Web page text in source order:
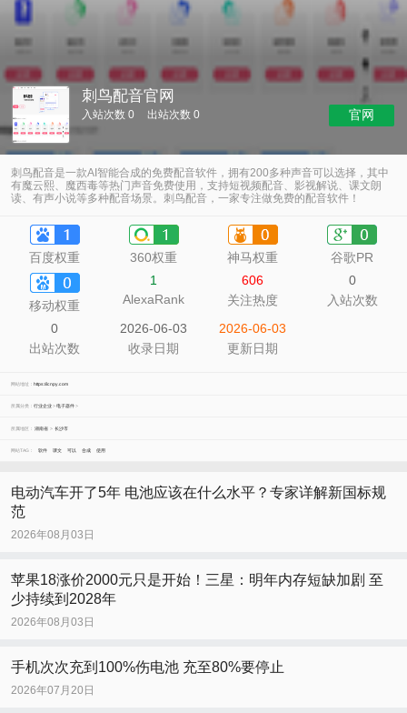
刺鸟配音官网
入站次数 0 出站次数 0 官网
刺鸟配音是一款AI智能合成的免费配音软件，拥有200多种声音可以选择，其中
有魔云熙、魔西毒等热门声音免费使用，支持短视频配音、影视解说、课文朗
读、有声小说等多种配音场景。刺鸟配音，一家专注做免费的配音软件！
百度权重 360权重 神马权重 谷歌PR
移动权重
1
AlexaRank
606
关注热度
0
入站次数
0
出站次数
2026-06-03
收录日期
2026-06-03
更新日期
网站地址： https://icnpy.com
所属分类： 行业企业>电子器件>
所属地区： 湖南省> 长沙市
网站TAG： 软件 课文 可以 合成 使用
电动汽车开了5年 电池应该在什么水平？专家详解新国标规
范
2026年08月03日
苹果18涨价2000元只是开始！三星：明年内存短缺加剧 至
少持续到2028年
2026年08月03日
手机次次充到100%伤电池 充至80%要停止
2026年07月20日